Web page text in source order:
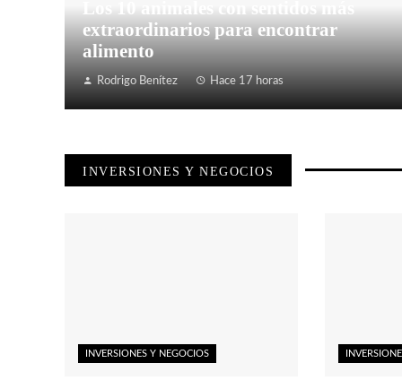
Los 10 animales con sentidos más
extraordinarios para encontrar
alimento
Rodrigo Benítez Hace 17 horas
INVERSIONES Y NEGOCIOS
INVERSIONES Y NEGOCIOS